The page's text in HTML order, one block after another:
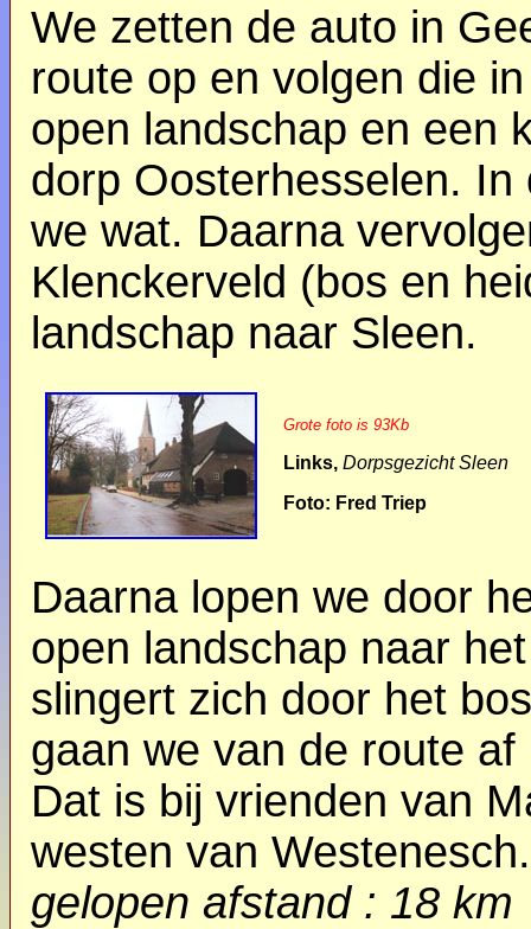
We zetten de auto in
route op en volgen die
open landschap en een
dorp Oosterhesselen.
we wat. Daarna
Klenckerveld (bos en
landschap naar Sleen.
Grote foto is 93Kb
Links, Dorpsgezicht Sleen
Foto: Fred Triep
Daarna lopen we door
open landschap naar
slingert zich door het
gaan we van de route
Dat is bij vrienden van
westen van Westenesch.
gelopen afstand : 18 km